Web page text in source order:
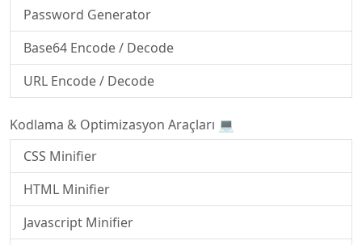
Password Generator
Base64 Encode / Decode
URL Encode / Decode
Kodlama & Optimizasyon Araçları 💻
CSS Minifier
HTML Minifier
Javascript Minifier